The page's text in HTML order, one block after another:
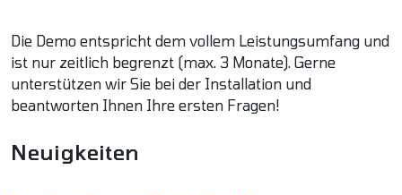
Die Demo entspricht dem vollem Leistungsumfang und
ist nur zeitlich begrenzt (max. 3 Monate). Gerne
unterstützen wir Sie bei der Installation und
beantworten Ihnen Ihre ersten Fragen!
Neuigkeiten